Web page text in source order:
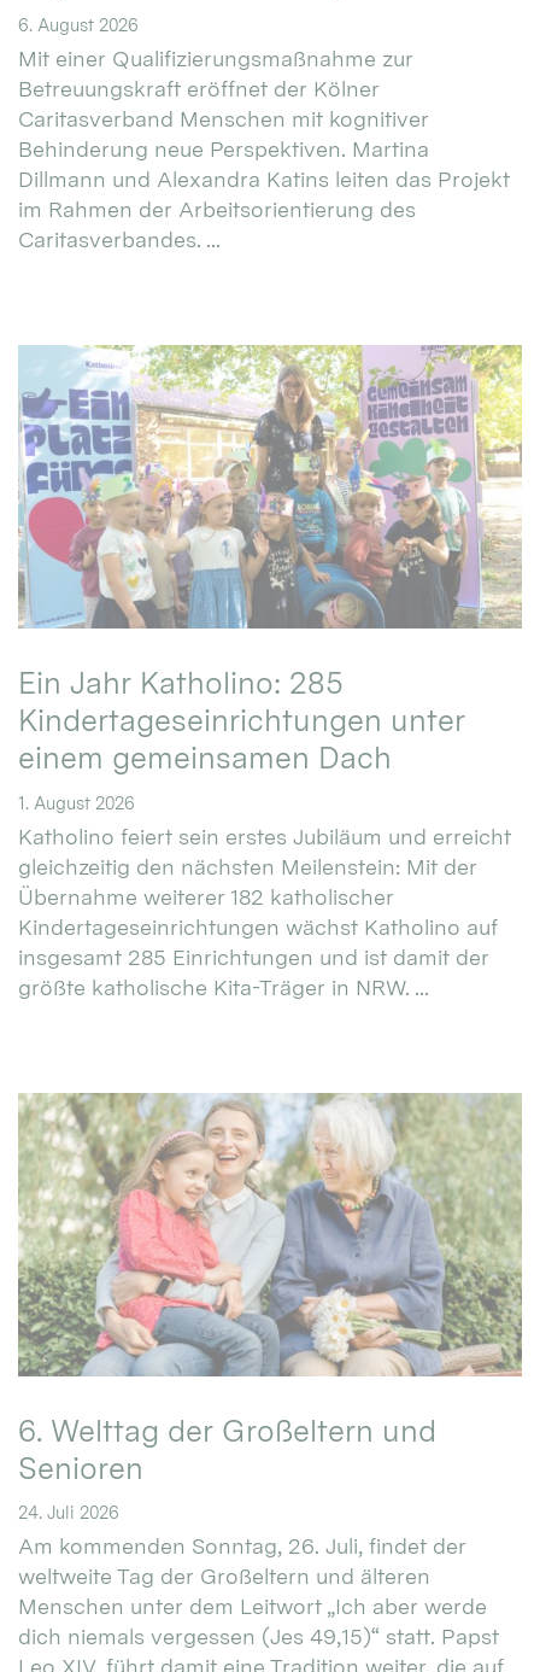
6. August 2026
Mit einer Qualifizierungsmaßnahme zur
Betreuungskraft eröffnet der Kölner
Caritasverband Menschen mit kognitiver
Behinderung neue Perspektiven. Martina
Dillmann und Alexandra Katins leiten das Projekt
im Rahmen der Arbeitsorientierung des
Caritasverbandes. ...
Ein Jahr Katholino: 285
Kindertageseinrichtungen unter
einem gemeinsamen Dach
1. August 2026
Katholino feiert sein erstes Jubiläum und erreicht
gleichzeitig den nächsten Meilenstein: Mit der
Übernahme weiterer 182 katholischer
Kindertageseinrichtungen wächst Katholino auf
insgesamt 285 Einrichtungen und ist damit der
größte katholische Kita-Träger in NRW. ...
6. Welttag der Großeltern und
Senioren
24. Juli 2026
Am kommenden Sonntag, 26. Juli, findet der
weltweite Tag der Großeltern und älteren
Menschen unter dem Leitwort „Ich aber werde
dich niemals vergessen (Jes 49,15)“ statt. Papst